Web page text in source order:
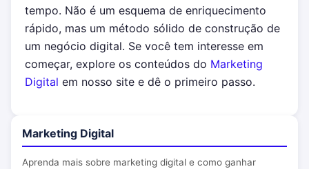
tempo. Não é um esquema de enriquecimento
rápido, mas um método sólido de construção de
um negócio digital. Se você tem interesse em
começar, explore os conteúdos do Marketing
Digital em nosso site e dê o primeiro passo.
Marketing Digital
Aprenda mais sobre marketing digital e como ganhar